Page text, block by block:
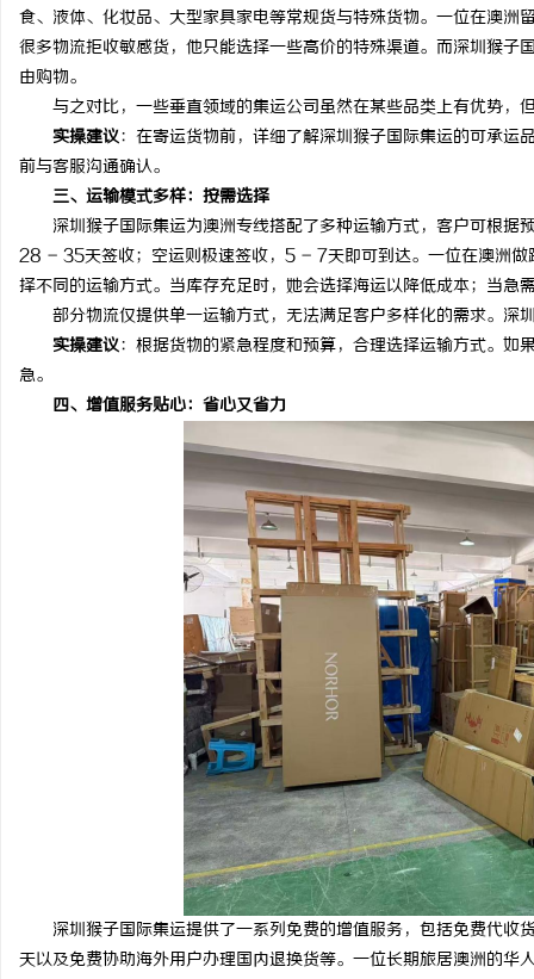
食、液体、化妆品、大型家具家电等常规货与特殊货物。一位在澳
很多物流拒收敏感货，他只能选择一些高价的特殊渠道。而深圳猴
由购物。
与之对比，一些垂直领域的集运公司虽然在某些品类上有优势，
实操建议：在寄运货物前，详细了解深圳猴子国际集运的可承运
前与客服沟通确认。
三、运输模式多样：按需选择
深圳猴子国际集运为澳洲专线搭配了多种运输方式，客户可根据
28 - 35天签收；空运则极速签收，5 - 7天即可到达。一位在澳洲做
择不同的运输方式。当库存充足时，她会选择海运以降低成本；当急
部分物流仅提供单一运输方式，无法满足客户多样化的需求。深
实操建议：根据货物的紧急程度和预算，合理选择运输方式。如
急。
四、增值服务贴心：省心又省力
深圳猴子国际集运提供了一系列免费的增值服务，包括免费代收
天以及免费协助海外用户办理国内退换货等。一位长期旅居澳洲的
汉配眼镜 上海配眼镜
器